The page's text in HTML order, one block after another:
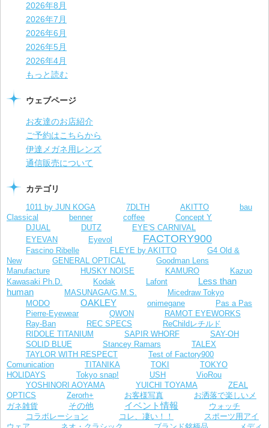
2026年8月
2026年7月
2026年6月
2026年5月
2026年4月
もっと読む
ウェブページ
お友達のお店紹介
ご予約はこちらから
伊達メガネ用レンズ
通信販売について
カテゴリ
1011 by JUN KOGA 7DLTH AKITTO
bau
Classical
benner coffee Concept Y
DJUAL DUTZ
EYE'S CARNIVAL
EYEVAN
Eyevol FACTORY900
Fascino Ribelle FLEYE by AKITTO
G4 Old &
New
GENERAL OPTICAL
Goodman Lens
Manufacture
HUSKY NOISE KAMURO
Kazuo
Kawasaki Ph.D.
Kodak Lafont
Less than
human
MASUNAGA/G.M.S.
Micedraw Tokyo
MODO
OAKLEY onimegane
Pas a Pas
Pierre-Eyewear
QWON
RAMOT EYEWORKS
Ray-Ban
REC SPECS
ReChildレチルド
RIDOLE TITANIUM
SAPIR WHORF
SAY-OH
SOLID BLUE
Stancey Ramars TALEX
TAYLOR WITH RESPECT
Test of Factory900
Comunication
TITANIKA TOKI
TOKYO
HOLIDAYS
Tokyo snap! USH VioRou
YOSHINORI AOYAMA YUICHI TOYAMA
ZEAL
OPTICS
Zerorh+ お客様写真
お洒落で楽しいメ
ガネ雑貨
その他 イベント情報
ウォッチ
コラボレーション
コレ、凄い！！
スポーツ用アイ